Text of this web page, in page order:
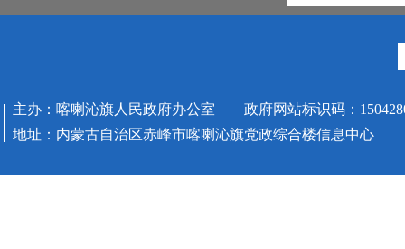
主办：喀喇沁旗人民政府办公室 政府网站标识码：
地址：内蒙古自治区赤峰市喀喇沁旗党政综合楼信息中心